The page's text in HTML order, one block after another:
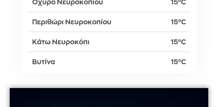
Οχυρό Νευροκοπίου 15°C
Περιθώρι Νευροκοπίου 15°C
Κάτω Νευροκόπι 15°C
Βυτίνα 15°C